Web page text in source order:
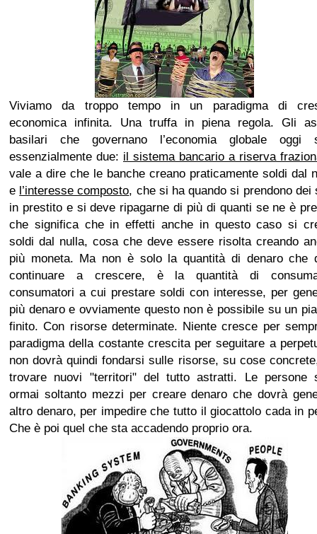
Viviamo da troppo tempo in un paradigma di
economica infinita. Una truffa in piena regola. Gli
basilari che governano l’economia globale oggi
essenzialmente due: il sistema bancario a riserva
vale a dire che le banche creano praticamente soldi dal
e l’interesse composto, che si ha quando si prendono dei
in prestito e si deve ripagarne di più di quanti se ne è
che significa che in effetti anche in questo caso si
soldi dal nulla, cosa che deve essere risolta creando
più moneta. Ma non è solo la quantità di denaro che
continuare a crescere, è la quantità di
consumatori a cui prestare soldi con interesse, per
più denaro e ovviamente questo non è possibile su un
finito. Con risorse determinate. Niente cresce per
paradigma della costante crescita per seguitare a
non dovrà quindi fondarsi sulle risorse, su cose
trovare nuovi "territori" del tutto astratti. Le persone
ormai soltanto mezzi per creare denaro che dovrà
altro denaro, per impedire che tutto il giocattolo cada in
Che è poi quel che sta accadendo proprio ora.